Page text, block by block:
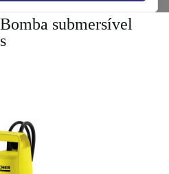
submersível